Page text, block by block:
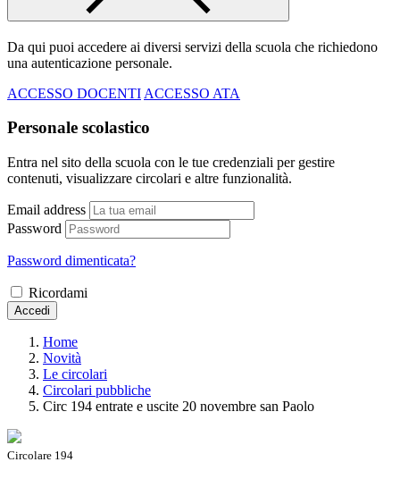
Da qui puoi accedere ai diversi servizi della scuola che richiedono
una autenticazione personale.
ACCESSO DOCENTI ACCESSO ATA
Personale scolastico
Entra nel sito della scuola con le tue credenziali per gestire
contenuti, visualizzare circolari e altre funzionalità.
Email address
Password
Password dimenticata?
Ricordami
Accedi
Home
Novità
Le circolari
Circolari pubbliche
Circ 194 entrate e uscite 20 novembre san Paolo
Circolare 194